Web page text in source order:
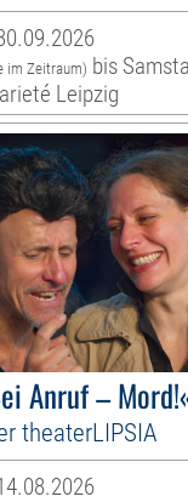
im Zeitraum) bis
Leipzig
Anruf –
theaterLIPSIA